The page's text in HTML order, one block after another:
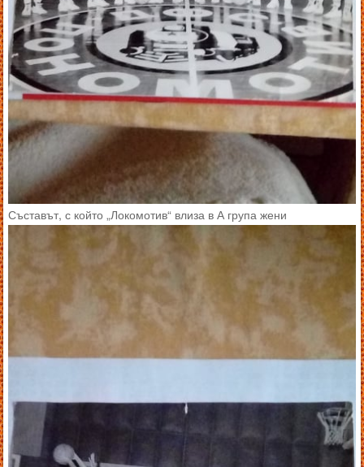
Съставът, с който „Локомотив“ влиза в А група жени